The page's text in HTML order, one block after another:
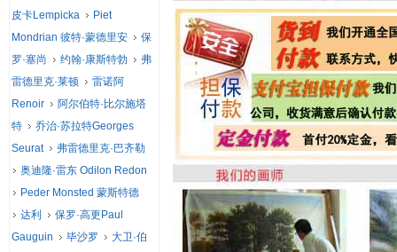
皮卡Lempicka
Piet
Mondrian 彼特·蒙德里安
保
罗·塞尚
约翰·康斯特勃
弗
雷德里克·莱顿
雷诺阿
Renoir
阿尔伯特·比尔施塔
特
乔治·苏拉特Georges
Seurat
弗雷德里克·巴齐勒
奥迪隆·雷东 Odilon Redon
Peder Monsted 蒙斯特德
达利
保罗·高更Paul
Gauguin
毕沙罗
大卫·伯